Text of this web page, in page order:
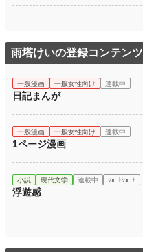
雨塔けいの登録コンテンツ
一般漫画 一般女性向け 連載中
日記まんが
一般漫画 一般女性向け 連載中
1ページ漫画
小説 現代文学 連載中 ｼｮｰﾄｼｮｰﾄ
浮遊感